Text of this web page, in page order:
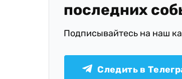
последних
Подписывайтесь на наш
Следить в